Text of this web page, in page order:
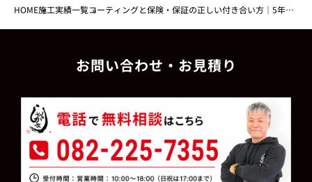
HOME施工実績一覧コーティングと保険・保証の正しい付き合い方｜5年保
お問い合わせ・お見積り